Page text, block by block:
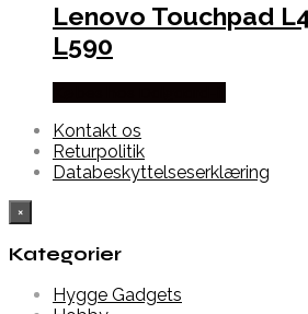
Lenovo Touchpad
L590
Kontakt os
Returpolitik
Databeskyttelseserklæring
×
Kategorier
Hygge Gadgets